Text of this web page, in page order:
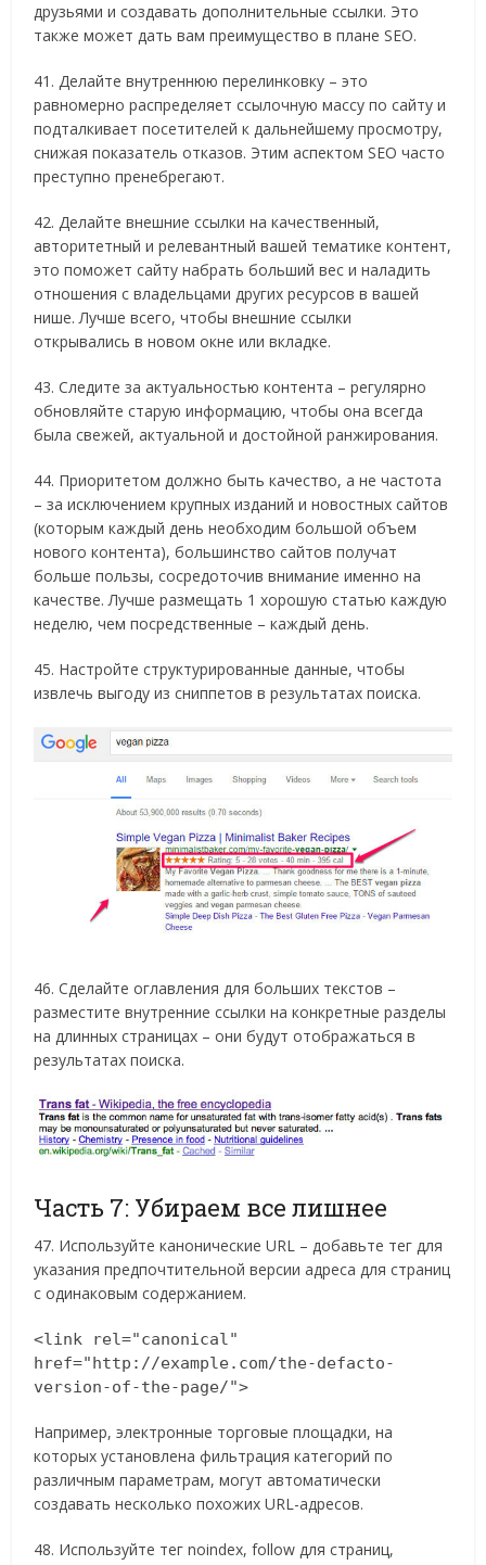
друзьями и создавать дополнительные ссылки. Это
также может дать вам преимущество в плане SEO.
41. Делайте внутреннюю перелинковку – это
равномерно распределяет ссылочную массу по сайту и
подталкивает посетителей к дальнейшему просмотру,
снижая показатель отказов. Этим аспектом SEO часто
преступно пренебрегают.
42. Делайте внешние ссылки на качественный,
авторитетный и релевантный вашей тематике контент,
это поможет сайту набрать больший вес и наладить
отношения с владельцами других ресурсов в вашей
нише. Лучше всего, чтобы внешние ссылки
открывались в новом окне или вкладке.
43. Следите за актуальностью контента – регулярно
обновляйте старую информацию, чтобы она всегда
была свежей, актуальной и достойной ранжирования.
44. Приоритетом должно быть качество, а не частота
– за исключением крупных изданий и новостных сайтов
(которым каждый день необходим большой объем
нового контента), большинство сайтов получат
больше пользы, сосредоточив внимание именно на
качестве. Лучше размещать 1 хорошую статью каждую
неделю, чем посредственные – каждый день.
45. Настройте структурированные данные, чтобы
извлечь выгоду из сниппетов в результатах поиска.
46. Сделайте оглавления для больших текстов –
разместите внутренние ссылки на конкретные разделы
на длинных страницах – они будут отображаться в
результатах поиска.
Часть 7: Убираем все лишнее
47. Используйте канонические URL – добавьте тег для
указания предпочтительной версии адреса для страниц
с одинаковым содержанием.
<link rel="canonical"
href="http://example.com/the-defacto-
version-of-the-page/">
Например, электронные торговые площадки, на
которых установлена фильтрация категорий по
различным параметрам, могут автоматически
создавать несколько похожих URL-адресов.
48. Используйте тег noindex, follow для страниц,